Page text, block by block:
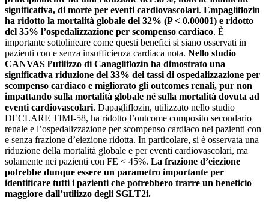
significativa, di morte per eventi cardiovascolari. Empagliflozin
ha ridotto la mortalità globale del 32% (P < 0.00001) e ridotto
del 35% l’ospedalizzazione per scompenso cardiaco. È
importante sottolineare come questi benefici si siano osservati in
pazienti con e senza insufficienza cardiaca nota. Nello studio
CANVAS l’utilizzo di Canagliflozin ha dimostrato una
significativa riduzione del 33% dei tassi di ospedalizzazione per
scompenso cardiaco e migliorato gli outcomes renali, pur non
impattando sulla mortalità globale né sulla mortalità dovuta ad
eventi cardiovascolari. Dapagliflozin, utilizzato nello studio
DECLARE TIMI-58, ha ridotto l’outcome composito secondario
renale e l’ospedalizzazione per scompenso cardiaco nei pazienti con
e senza frazione d’eiezione ridotta. In particolare, si è osservata una
riduzione della mortalità globale e per eventi cardiovascolari, ma
solamente nei pazienti con FE < 45%. La frazione d’eiezione
potrebbe dunque essere un parametro importante per
identificare tutti i pazienti che potrebbero trarre un beneficio
maggiore dall’utilizzo degli SGLT2i.